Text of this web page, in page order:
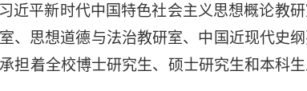
近平新时代中国特色社会主义思想概论教
、思想道德与法治教研室、中国近现代史
担着全校博士研究生、硕士研究生和本科